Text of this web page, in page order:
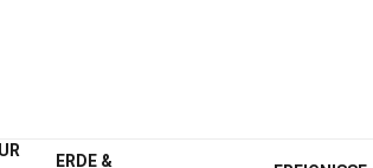
ERDE &
& Sozialwissenschaften Fakten